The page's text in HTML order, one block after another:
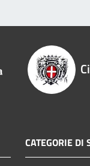
CATEGORIE DI